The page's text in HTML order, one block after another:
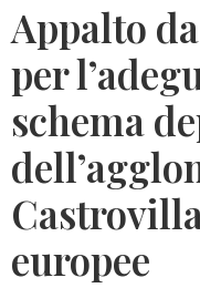
Appalto
per
schema
europee